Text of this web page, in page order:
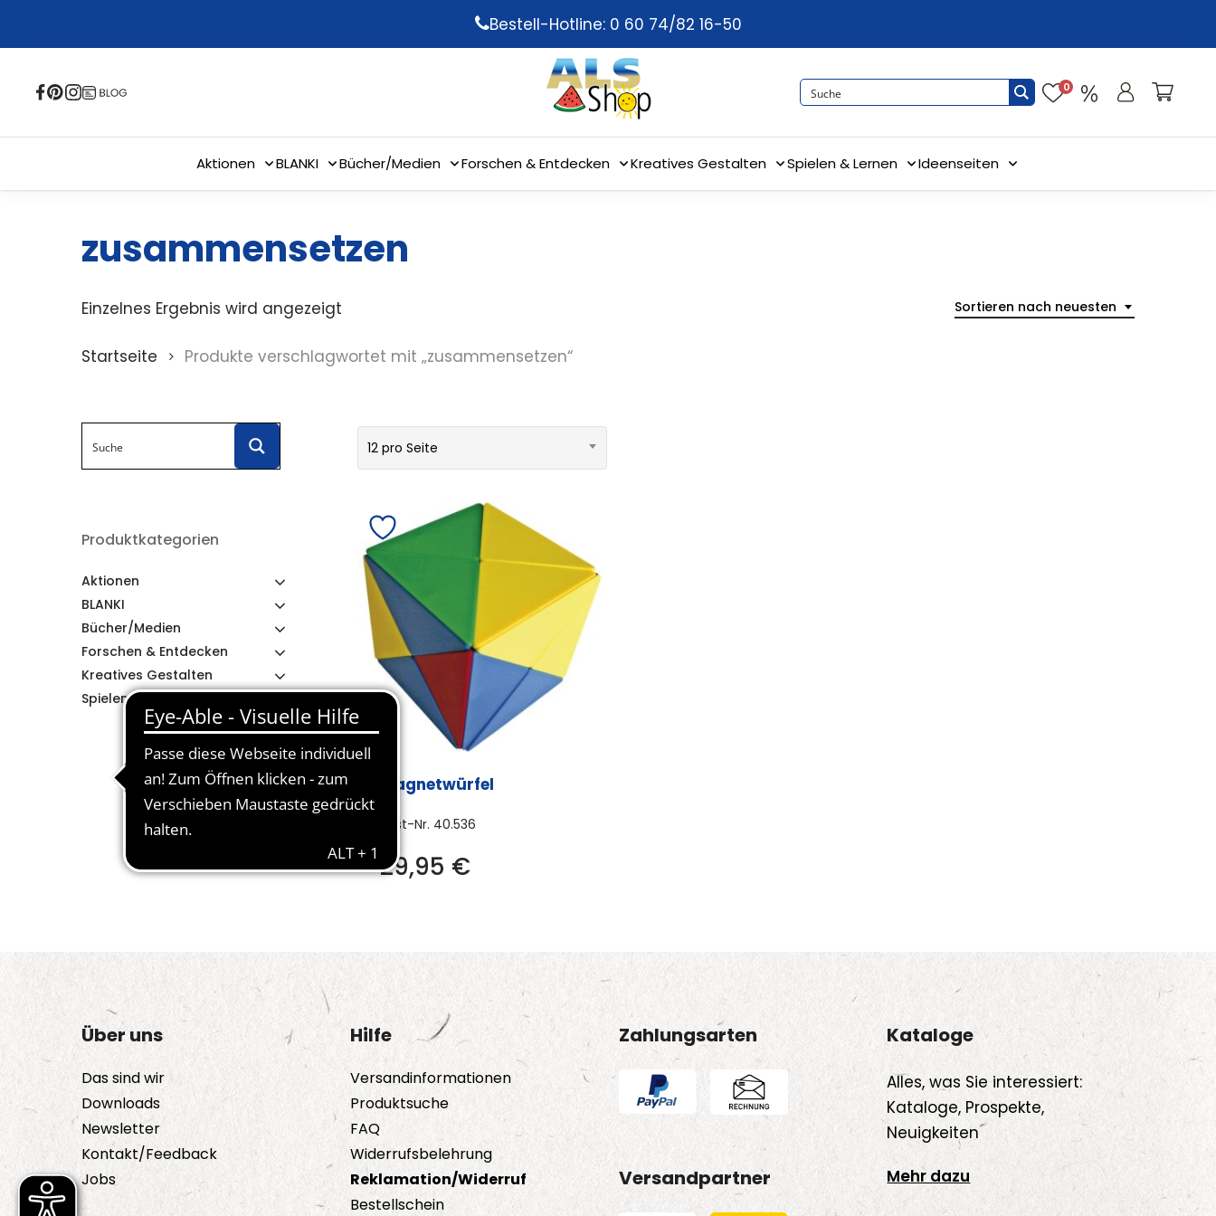
content
Bestell-Hotline: 0 60 74/82 16-50
0
Aktionen BLANKI Bücher/Medien Forschen & Entdecken Kreatives Gestalten Spielen & Lernen Ideenseiten
zusammensetzen
Sortieren nach neuesten
Einzelnes Ergebnis wird angezeigt
Startseite Produkte verschlagwortet mit „zusammensetzen“
Produktkategorien
Aktionen
BLANKI
Bücher/Medien
Forschen & Entdecken
Kreatives Gestalten
Spielen & Lernen
12 pro Seite
Magnetwürfel
Best-Nr. 40.536
29,95 €
Über uns
Das sind wir
Downloads
Newsletter
Kontakt/Feedback
Jobs
Hilfe
Versandinformationen
Produktsuche
FAQ
Widerrufsbelehrung
Reklamation/Widerruf
Bestellschein
Zahlungsarten
Versandpartner
Kataloge
Alles, was Sie interessiert:
Kataloge, Prospekte,
Neuigkeiten
Mehr dazu